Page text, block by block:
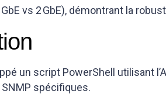
vs 2 GbE), démontrant la
un script PowerShell utilisant
spécifiques.